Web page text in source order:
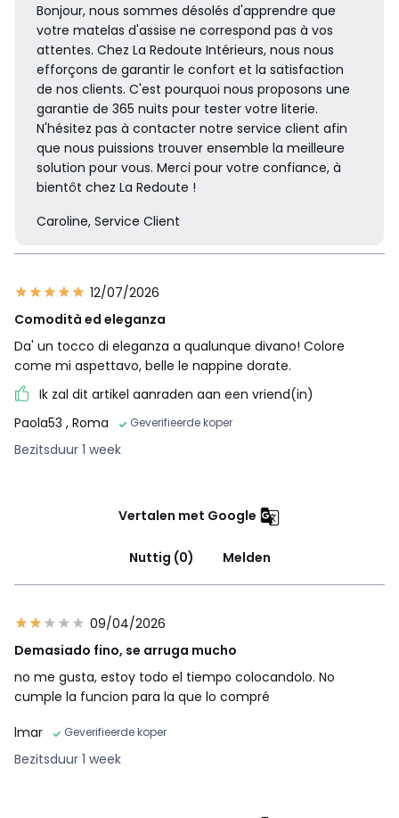
Bonjour, nous sommes désolés d'apprendre que
votre matelas d'assise ne correspond pas à vos
attentes. Chez La Redoute Intérieurs, nous nous
efforçons de garantir le confort et la satisfaction
de nos clients. C'est pourquoi nous proposons une
garantie de 365 nuits pour tester votre literie.
N'hésitez pas à contacter notre service client afin
que nous puissions trouver ensemble la meilleure
solution pour vous. Merci pour votre confiance, à
bientôt chez La Redoute !
Caroline, Service Client
12/07/2026
Comodità ed eleganza
Da' un tocco di eleganza a qualunque divano! Colore
come mi aspettavo, belle le nappine dorate.
Ik zal dit artikel aanraden aan een vriend(in)
Paola53 , Roma Geverifieerde koper
Bezitsduur 1 week
Vertalen met Google
Nuttig (0) Melden
09/04/2026
Demasiado fino, se arruga mucho
no me gusta, estoy todo el tiempo colocandolo. No
cumple la funcion para la que lo compré
lmar
Geverifieerde koper
Bezitsduur 1 week